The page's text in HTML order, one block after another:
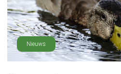
Nieuws